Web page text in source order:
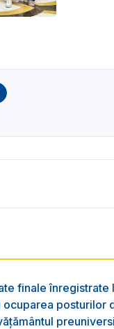
finale înregistrate
ocuparea